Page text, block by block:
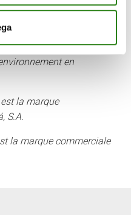
en leur offrant un
ainsi que des solutions à
en
la marque
S.A.
la marque commerciale